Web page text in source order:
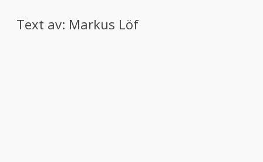
Text av: Markus Löf